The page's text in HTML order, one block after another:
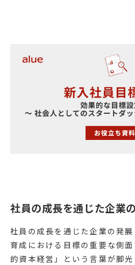
社員の成長を通じた企業
社員の成長を通じた企業の発
育成における目標の重要な側
的資本経営」という言葉が脚